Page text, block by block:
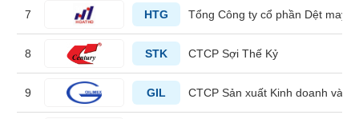
7 HTG Tổng Công ty cổ phần Dệt may
8 STK CTCP Sợi Thế Kỷ
9 GIL CTCP Sản xuất Kinh doanh và
TIÊU
DÙNG